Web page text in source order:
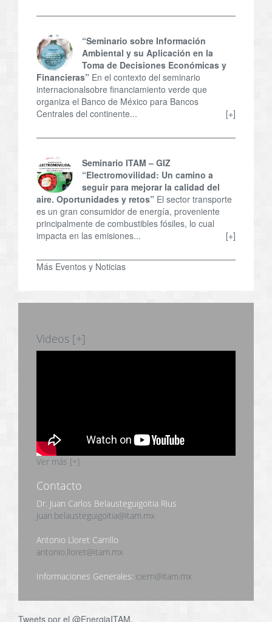
“Seminario sobre Información
Ambiental y su Aplicación en la
Toma de Decisiones Económicas y
Financieras” En el contexto del seminario
internacionalsobre financiamiento verde que
organiza el Banco de México para Bancos
Centrales del continente...
[+]
Seminario ITAM – GIZ
“Electromovilidad: Un camino a
seguir para mejorar la calidad del
aire. Oportunidades y retos” El sector transporte
es un gran consumidor de energía, proveniente
principalmente de combustibles fósiles, lo cual
impacta en las emisiones...
[+]
Más Eventos y Noticias
Videos [+]
Ver más [+]
Contacto
Dr. Juan Carlos Belausteguigoitia Rius
juan.belausteguigoitia@itam.mx
Antonio Lloret Carrillo
antonio.lloret@itam.mx
Informaciones Generales: ciern@itam.mx
Tweets por el @EnergiaITAM.